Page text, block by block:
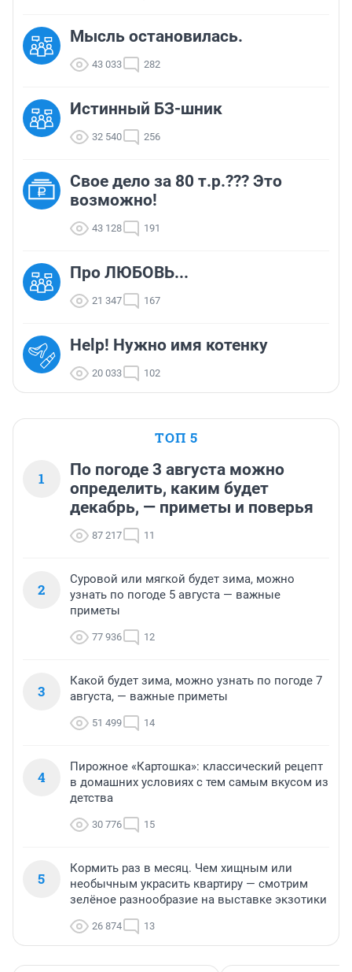
Мысль остановилась.
43 033 282
Истинный БЗ-шник
32 540 256
Свое дело за 80 т.р.??? Это
возможно!
43 128 191
Про ЛЮБОВЬ...
21 347 167
Help! Нужно имя котенку
20 033 102
ТОП 5
1
По погоде 3 августа можно
определить, каким будет
декабрь, — приметы и поверья
87 217 11
2
Суровой или мягкой будет зима, можно
узнать по погоде 5 августа — важные
приметы
77 936 12
3
Какой будет зима, можно узнать по погоде 7
августа, — важные приметы
51 499 14
4
Пирожное «Картошка»: классический рецепт
в домашних условиях с тем самым вкусом из
детства
30 776 15
5
Кормить раз в месяц. Чем хищным или
необычным украсить квартиру — смотрим
зелёное разнообразие на выставке экзотики
26 874 13